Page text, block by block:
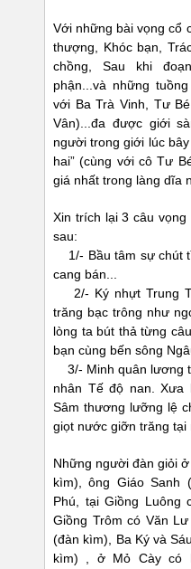
Với những bài vọng cổ
thượng, Khóc bạn,
chồng, Sau khi
phận...và những
với Ba Trà Vinh, Tư
Vân)...đa được giới
người trong giới lúc
hai” (cùng với cô Tư
giá nhất trong làng dĩa
Xin trích lại 3 câu vọng
sau:
1/- Bầu tâm sự chút
cang bán...
2/- Ký nhựt Trung
trăng bạc trông như
lòng ta bút thả từng
bạn cùng bến sông
3/- Minh quân lương
nhân Tế độ nan. Xưa
Sâm thương lưỡng lệ
giọt nước giỡn trăng tại
Những người đàn giỏi
kìm), ông Giáo Sanh
Phú, tại Giồng Luông
Giồng Trôm có Văn
(đàn kìm), Ba Ký và
kìm) , ở Mỏ Cày có